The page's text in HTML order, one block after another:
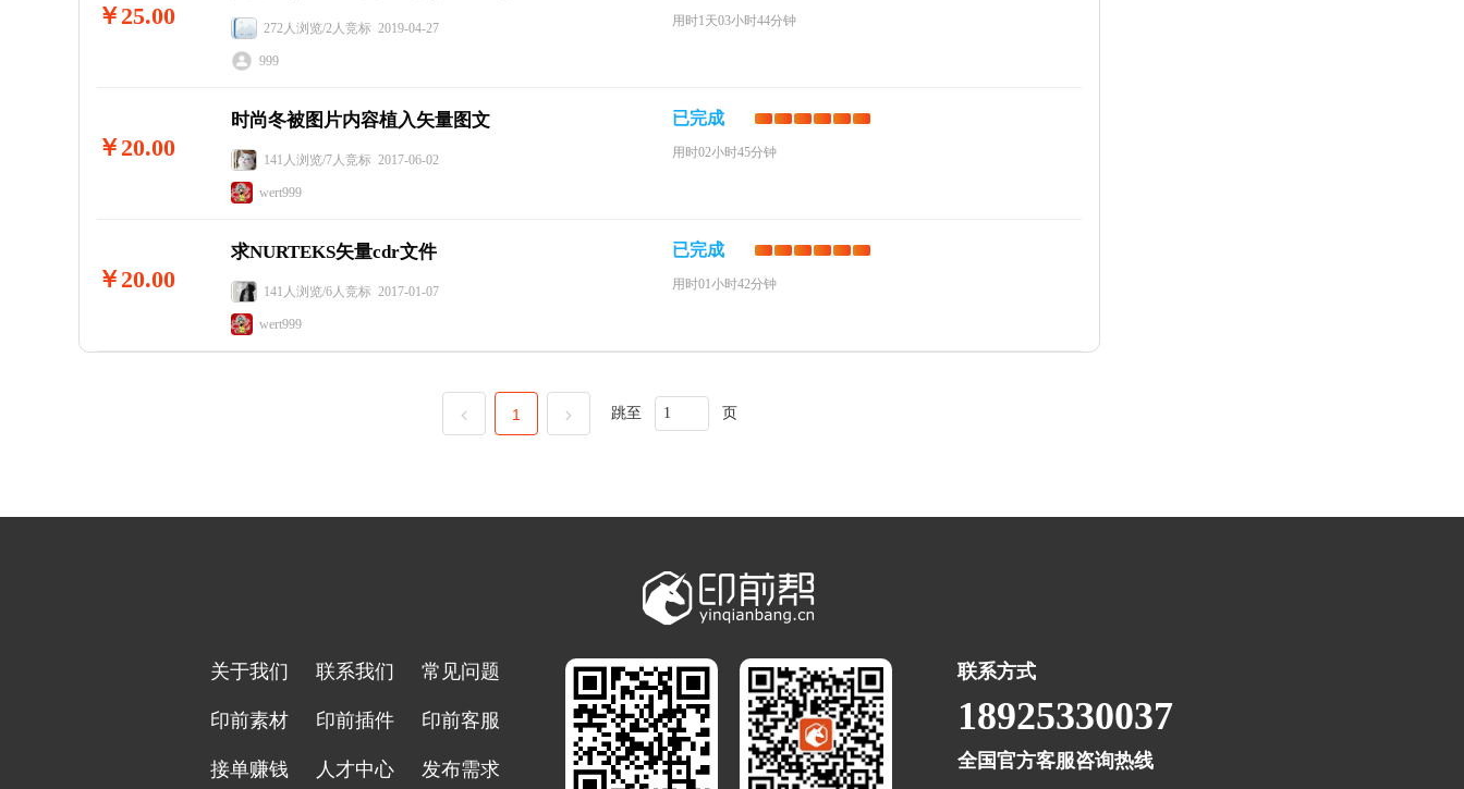
￥25.00 272人浏览/2人竞标 2019-04-27
999
用时1天03小时44分钟
￥20.00
时尚冬被图片内容植入矢量图文
141人浏览/7人竞标 2017-06-02
wert999
已完成
用时02小时45分钟
￥20.00
求NURTEKS矢量cdr文件
141人浏览/6人竞标 2017-01-07
wert999
已完成
用时01小时42分钟
1 跳至 页
关于我们
印前素材
接单赚钱
联系我们
印前插件
人才中心
常见问题
印前客服
发布需求
联系方式
18925330037
全国官方客服咨询热线